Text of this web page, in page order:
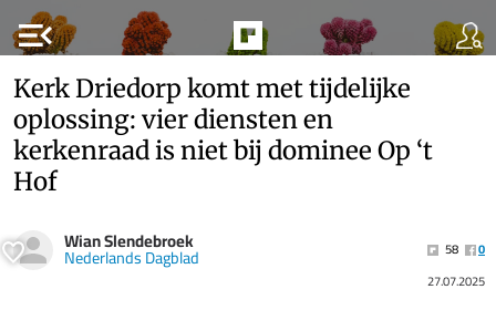
menu_open
Kerk Driedorp komt met tijdelijke
oplossing: vier diensten en
kerkenraad is niet bij dominee Op ‘t
Hof
Wian Slendebroek
Nederlands Dagblad 58
0
27.07.2025